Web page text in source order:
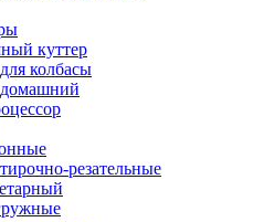
куттер
колбасы
резательные